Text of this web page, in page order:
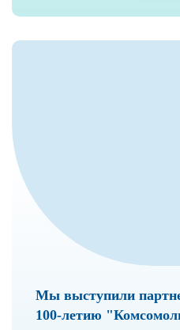
Мы выступили
100-летию